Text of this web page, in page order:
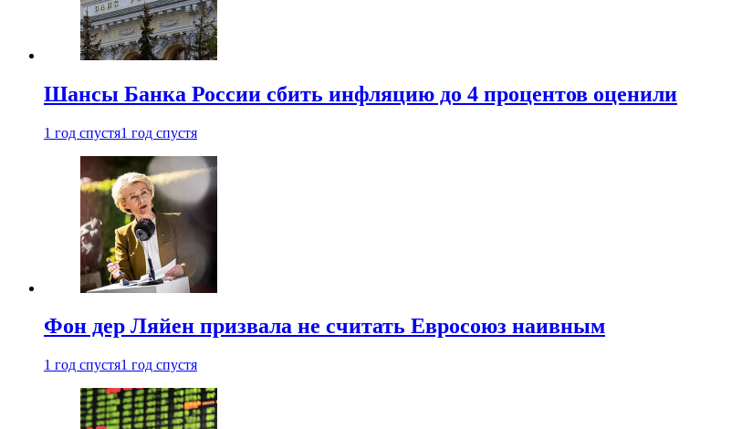
Шансы Банка России сбить инфляцию до 4 процентов оценили
1 год спустя1 год спустя
Фон дер Ляйен призвала не считать Евросоюз наивным
1 год спустя1 год спустя